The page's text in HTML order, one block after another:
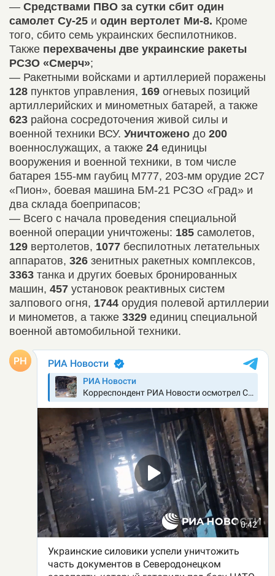
— Средствами ПВО за сутки сбит один
самолет Су-25 и один вертолет Ми-8. Кроме
того, сбито семь украинских беспилотников.
Также перехвачены две украинские ракеты
РСЗО «Смерч»;
— Ракетными войсками и артиллерией поражены
128 пунктов управления, 169 огневых позиций
артиллерийских и минометных батарей, а также
623 района сосредоточения живой силы и
военной техники ВСУ. Уничтожено до 200
военнослужащих, а также 24 единицы
вооружения и военной техники, в том числе
батарея 155-мм гаубиц М777, 203-мм орудие 2С7
«Пион», боевая машина БМ-21 РСЗО «Град» и
два склада боеприпасов;
— Всего с начала проведения специальной
военной операции уничтожены: 185 самолетов,
129 вертолетов, 1077 беспилотных летательных
аппаратов, 326 зенитных ракетных комплексов,
3363 танка и других боевых бронированных
машин, 457 установок реактивных систем
залпового огня, 1744 орудия полевой артиллерии
и минометов, а также 3329 единиц специальной
военной автомобильной техники.